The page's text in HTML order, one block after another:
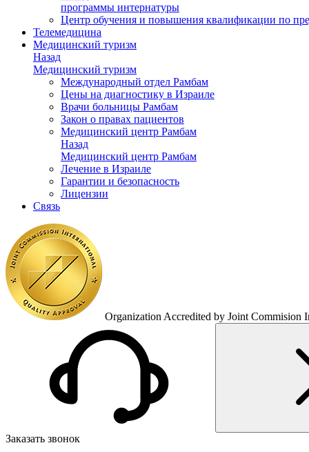
программы интернатуры
Центр обучения и повышения квалификации по
Телемедицина
Медицинский туризм
Назад
Медицинский туризм
Международный отдел Рамбам
Цены на диагностику в Израиле
Врачи больницы Рамбам
Закон о правах пациентов
Медицинский центр Рамбам
Назад
Медицинский центр Рамбам
Лечение в Израиле
Гарантии и безопасность
Лицензии
Связь
Organization Accredited by Joint Commision
Заказать звонок